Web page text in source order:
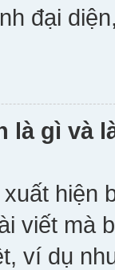
đại
là gì và
viết mà
ví dụ